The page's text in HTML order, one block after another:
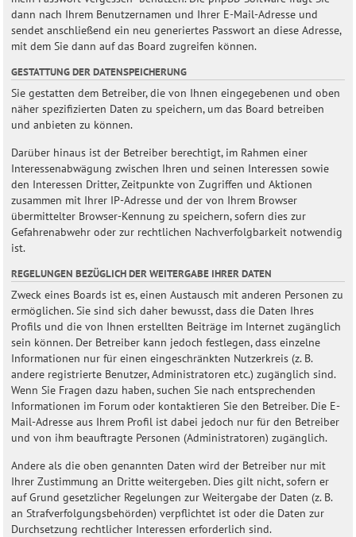
dann nach Ihrem Benutzernamen und Ihrer E-Mail-Adresse und
sendet anschließend ein neu generiertes Passwort an diese Adresse,
mit dem Sie dann auf das Board zugreifen können.
GESTATTUNG DER DATENSPEICHERUNG
Sie gestatten dem Betreiber, die von Ihnen eingegebenen und oben
näher spezifizierten Daten zu speichern, um das Board betreiben
und anbieten zu können.
Darüber hinaus ist der Betreiber berechtigt, im Rahmen einer
Interessenabwägung zwischen Ihren und seinen Interessen sowie
den Interessen Dritter, Zeitpunkte von Zugriffen und Aktionen
zusammen mit Ihrer IP-Adresse und der von Ihrem Browser
übermittelter Browser-Kennung zu speichern, sofern dies zur
Gefahrenabwehr oder zur rechtlichen Nachverfolgbarkeit notwendig
ist.
REGELUNGEN BEZÜGLICH DER WEITERGABE IHRER DATEN
Zweck eines Boards ist es, einen Austausch mit anderen Personen zu
ermöglichen. Sie sind sich daher bewusst, dass die Daten Ihres
Profils und die von Ihnen erstellten Beiträge im Internet zugänglich
sein können. Der Betreiber kann jedoch festlegen, dass einzelne
Informationen nur für einen eingeschränkten Nutzerkreis (z. B.
andere registrierte Benutzer, Administratoren etc.) zugänglich sind.
Wenn Sie Fragen dazu haben, suchen Sie nach entsprechenden
Informationen im Forum oder kontaktieren Sie den Betreiber. Die E-
Mail-Adresse aus Ihrem Profil ist dabei jedoch nur für den Betreiber
und von ihm beauftragte Personen (Administratoren) zugänglich.
Andere als die oben genannten Daten wird der Betreiber nur mit
Ihrer Zustimmung an Dritte weitergeben. Dies gilt nicht, sofern er
auf Grund gesetzlicher Regelungen zur Weitergabe der Daten (z. B.
an Strafverfolgungsbehörden) verpflichtet ist oder die Daten zur
Durchsetzung rechtlicher Interessen erforderlich sind.